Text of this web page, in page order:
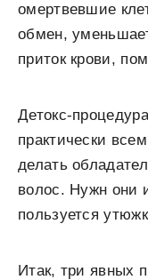
омертвевшие
обмен,
приток крови,
Детокс-
практически
делать
волос. Нужн они
пользуется
Итак, три явных